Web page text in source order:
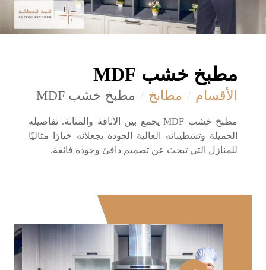
مطبخ خشب MDF
الأقسام مطابخ مطبخ خشب MDF
مطبخ خشب MDF يجمع بين الأناقة والمتانة. تفاصيله
الجميلة وتشطيباته العالية الجودة يجعلانه خيارًا مثاليًا
للمنازل التي تبحث عن تصميم دافئ وجودة فائقة.